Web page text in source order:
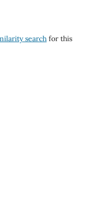
searchfor this